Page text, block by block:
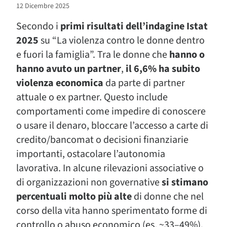
12 Dicembre 2025
Secondo i primi risultati dell’indagine Istat
2025su “La violenza contro le donne dentro
e fuori la famiglia”. Tra le donne chehanno o
hanno avuto un partner, il 6,6% ha subito
violenza economica da parte di partner
attuale o ex partner. Questo include
comportamenti come impedire di conoscere
o usare il denaro, bloccare l’accesso a carte di
credito/bancomat o decisioni finanziarie
importanti, ostacolare l’autonomia
lavorativa. In alcune rilevazioni associative o
di organizzazioni non governativesi stimano
percentuali molto più altedi donne che nel
corso della vita hanno sperimentato forme di